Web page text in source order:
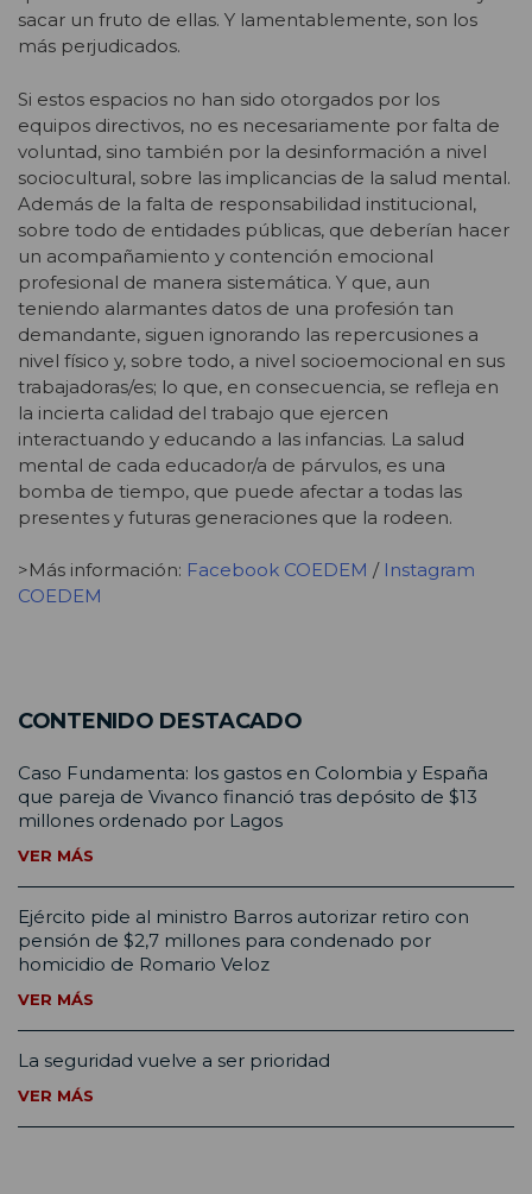
sacar un fruto de ellas. Y lamentablemente, son los
más perjudicados.
Si estos espacios no han sido otorgados por los
equipos directivos, no es necesariamente por falta de
voluntad, sino también por la desinformación a nivel
sociocultural, sobre las implicancias de la salud mental.
Además de la falta de responsabilidad institucional,
sobre todo de entidades públicas, que deberían hacer
un acompañamiento y contención emocional
profesional de manera sistemática. Y que, aun
teniendo alarmantes datos de una profesión tan
demandante, siguen ignorando las repercusiones a
nivel físico y, sobre todo, a nivel socioemocional en sus
trabajadoras/es; lo que, en consecuencia, se refleja en
la incierta calidad del trabajo que ejercen
interactuando y educando a las infancias. La salud
mental de cada educador/a de párvulos, es una
bomba de tiempo, que puede afectar a todas las
presentes y futuras generaciones que la rodeen.
>Más información: Facebook COEDEM / Instagram
COEDEM
CONTENIDO DESTACADO
Caso Fundamenta: los gastos en Colombia y España
que pareja de Vivanco financió tras depósito de $13
millones ordenado por Lagos
VER MÁS
Ejército pide al ministro Barros autorizar retiro con
pensión de $2,7 millones para condenado por
homicidio de Romario Veloz
VER MÁS
La seguridad vuelve a ser prioridad
VER MÁS